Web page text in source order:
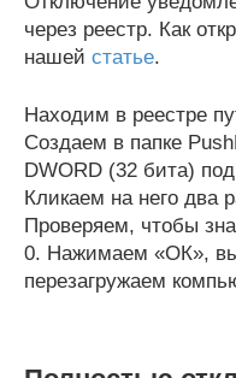
через реестр. Как
нашей статье.
Находим в реестре
Создаем в папке
DWORD (32 бита)
Кликаем на него два
Проверяем, чтобы
0. Нажимаем «ОК»,
перезагружаем